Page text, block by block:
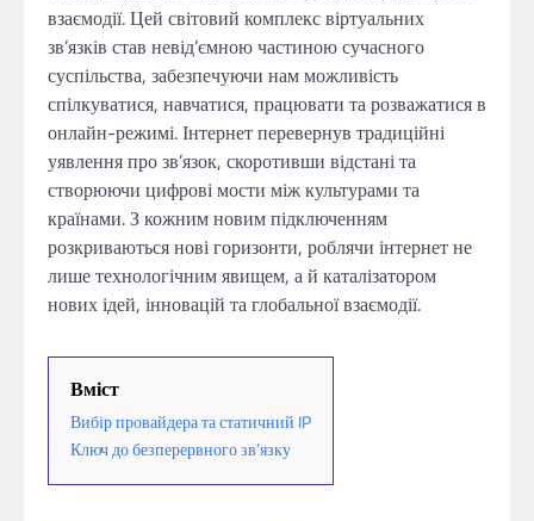
взаємодії. Цей світовий комплекс віртуальних
зв’язків став невід’ємною частиною сучасного
суспільства, забезпечуючи нам можливість
спілкуватися, навчатися, працювати та розважатися в
онлайн-режимі. Інтернет перевернув традиційні
уявлення про зв’язок, скоротивши відстані та
створюючи цифрові мости між культурами та
країнами. З кожним новим підключенням
розкриваються нові горизонти, роблячи інтернет не
лише технологічним явищем, а й каталізатором
нових ідей, інновацій та глобальної взаємодії.
Вміст
Вибір провайдера та статичний IP
Ключ до безперервного зв’язку